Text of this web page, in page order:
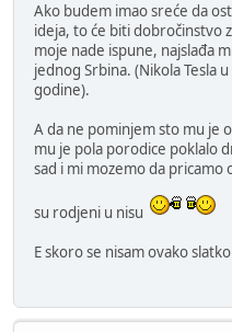
Ako budem imao sreće da
ideja, to će biti dobročinstvo
moje nade ispune, najslađa
jednog Srbina. (Nikola Tesla
godine).
A da ne pominjem sto mu je
mu je pola porodice poklalo
sad i mi mozemo da
su rodjeni u nisu
E skoro se nisam ovako